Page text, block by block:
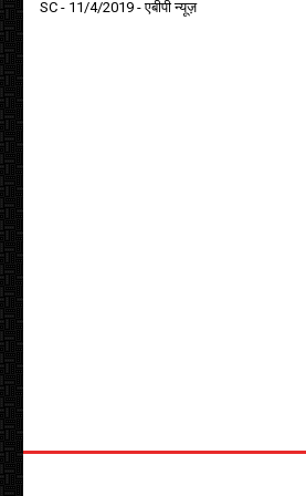
SC - 11/4/2019 - एबीपी न्यूज़